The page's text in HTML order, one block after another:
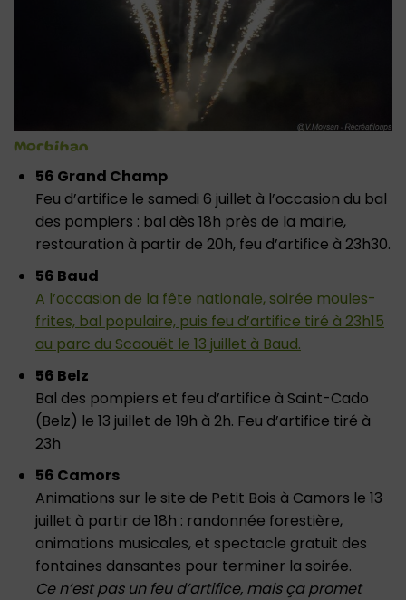
Morbihan
56 Grand Champ
Feu d’artifice le samedi 6 juillet à l’occasion du bal
des pompiers : bal dès 18h près de la mairie,
restauration à partir de 20h, feu d’artifice à 23h30.
56 Baud
A l’occasion de la fête nationale, soirée moules-
frites, bal populaire, puis feu d’artifice tiré à 23h15
au parc du Scaouët le 13 juillet à Baud.
56 Belz
Bal des pompiers et feu d’artifice à Saint-Cado
(Belz) le 13 juillet de 19h à 2h. Feu d’artifice tiré à
23h
56 Camors
Animations sur le site de Petit Bois à Camors le 13
juillet à partir de 18h : randonnée forestière,
animations musicales, et spectacle gratuit des
fontaines dansantes pour terminer la soirée.
Ce n’est pas un feu d’artifice, mais ça promet